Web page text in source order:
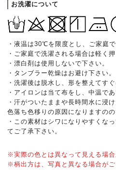
お洗濯について
・液温は30℃を限度とし、ご家庭
・ご家庭で洗濯される場合は軽く
・漂白剤は使用しないで下さい。
・タンブラー乾燥はお避け下さい。
・洗濯後は脱水し、形を整えてす
・アイロンは当て布をし、中温であ
・汗がついたままや長時間水に浸
色落ち色移りの原因になりますのの
・この素材はシワになりやすくな
てご了承下さい。
※実際の色とは異なって見える場合
※柄出方は、写真と異なる場合がご